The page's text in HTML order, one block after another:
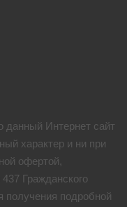
Интернет сайт
характер и ни при
офертой,
Гражданского
получения подробной